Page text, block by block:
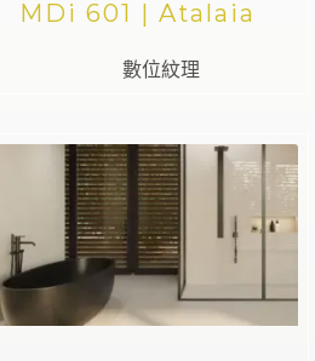
MDi 601 | Atalaia
數位紋理